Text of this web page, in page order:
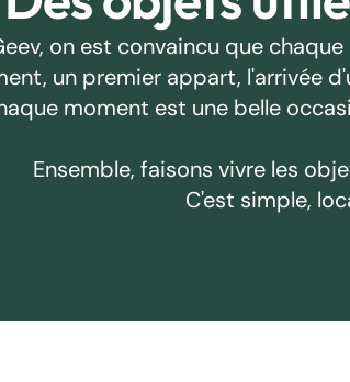
on est convaincu que
un premier appart, l'arrivée
moment est une belle
Ensemble, faisons vivre les
C'est simple,